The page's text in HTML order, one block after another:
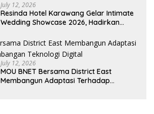
July 12, 2026
Resinda Hotel Karawang Gelar Intimate
Wedding Showcase 2026, Hadirkan
Penawaran Eksklusif
July 12, 2026
MOU BNET Bersama District East
Membangun Adaptasi Terhadap